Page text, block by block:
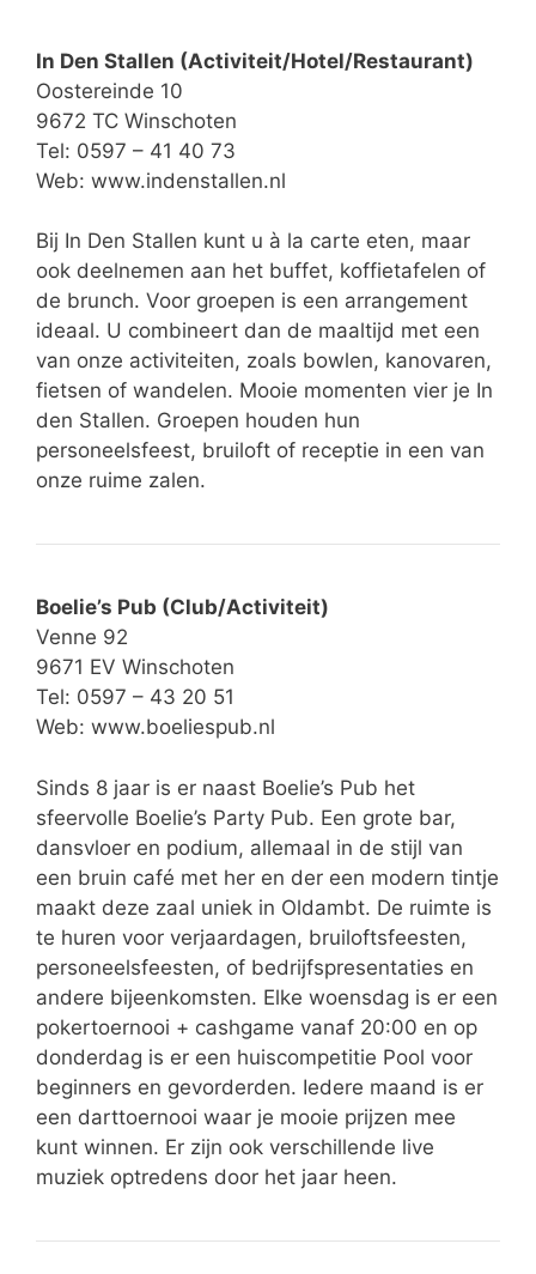
In Den Stallen (Activiteit/Hotel/Restaurant)
Oostereinde 10
9672 TC Winschoten
Tel: 0597 – 41 40 73
Web: www.indenstallen.nl
Bij In Den Stallen kunt u à la carte eten, maar
ook deelnemen aan het buffet, koffietafelen of
de brunch. Voor groepen is een arrangement
ideaal. U combineert dan de maaltijd met een
van onze activiteiten, zoals bowlen, kanovaren,
fietsen of wandelen. Mooie momenten vier je In
den Stallen. Groepen houden hun
personeelsfeest, bruiloft of receptie in een van
onze ruime zalen.
Boelie’s Pub (Club/Activiteit)
Venne 92
9671 EV Winschoten
Tel: 0597 – 43 20 51
Web: www.boeliespub.nl
Sinds 8 jaar is er naast Boelie’s Pub het
sfeervolle Boelie’s Party Pub. Een grote bar,
dansvloer en podium, allemaal in de stijl van
een bruin café met her en der een modern tintje
maakt deze zaal uniek in Oldambt. De ruimte is
te huren voor verjaardagen, bruiloftsfeesten,
personeelsfeesten, of bedrijfspresentaties en
andere bijeenkomsten. Elke woensdag is er een
pokertoernooi + cashgame vanaf 20:00 en op
donderdag is er een huiscompetitie Pool voor
beginners en gevorderden. Iedere maand is er
een darttoernooi waar je mooie prijzen mee
kunt winnen. Er zijn ook verschillende live
muziek optredens door het jaar heen.